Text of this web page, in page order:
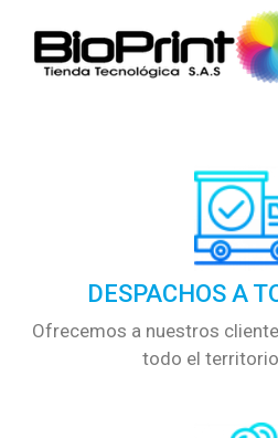
DESPACHOS A
Ofrecemos a nuestros
todo el